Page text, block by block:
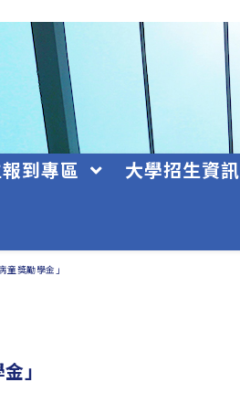
到專區 大學招生資訊
獎勵學金」
」